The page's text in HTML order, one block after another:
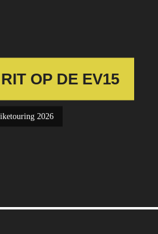
OP DE EV15
2026